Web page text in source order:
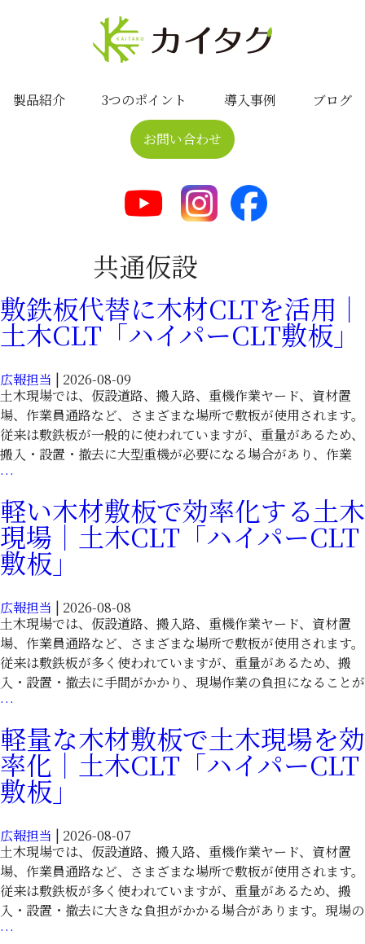
製品紹介 3つのポイント 導入事例 ブログ
お問い合わせ
共通仮設
敷鉄板代替に木材CLTを活用｜
土木CLT「ハイパーCLT敷板」
広報担当 | 2026-08-09
土木現場では、仮設道路、搬入路、重機作業ヤード、資材置
場、作業員通路など、さまざまな場所で敷板が使用されます。
従来は敷鉄板が一般的に使われていますが、重量があるため、
搬入・設置・撤去に大型重機が必要になる場合があり、作業
…
板
代
替
に
材
CLT
を
活
用
土
木
CLT「ハ
イ
パ
CLT
敷
板」
軽い木材敷板で効率化する土木
現場｜土木CLT「ハイパーCLT
敷板」
広報担当 | 2026-08-08
土木現場では、仮設道路、搬入路、重機作業ヤード、資材置
場、作業員通路など、さまざまな場所で敷板が使用されます。
従来は敷鉄板が多く使われていますが、重量があるため、搬
入・設置・撤去に手間がかかり、現場作業の負担になることが
…
木
材
敷
板
効
率
化
す
る
軽量な木材敷板で土木現場を効
率化｜土木CLT「ハイパーCLT
敷板」
広報担当 | 2026-08-07
土木現場では、仮設道路、搬入路、重機作業ヤード、資材置
場、作業員通路など、さまざまな場所で敷板が使用されます。
従来は敷鉄板が多く使われていますが、重量があるため、搬
入・設置・撤去に大きな負担がかかる場合があります。現場の
…